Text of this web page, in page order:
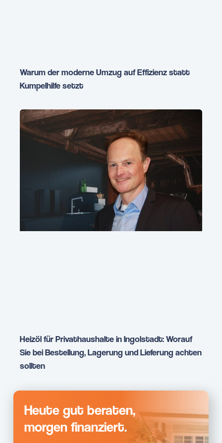
Warum der moderne Umzug auf Effizienz statt
Kumpelhilfe setzt
Heizöl für Privathaushalte in Ingolstadt: Worauf
Sie bei Bestellung, Lagerung und Lieferung achten
sollten
Heute gut beraten,
morgen finanziert.